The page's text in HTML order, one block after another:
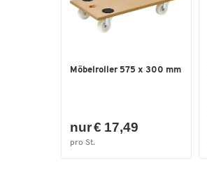
Möbelroller 575 x 300 mm
nur € 17,49
pro St.